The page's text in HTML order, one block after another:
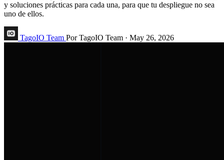
y soluciones prácticas para cada una, para que tu despliegue no sea
uno de ellos.
TagoIO Team Por TagoIO Team · May 26, 2026